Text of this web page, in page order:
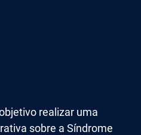
realizar uma
sobre a Síndrome